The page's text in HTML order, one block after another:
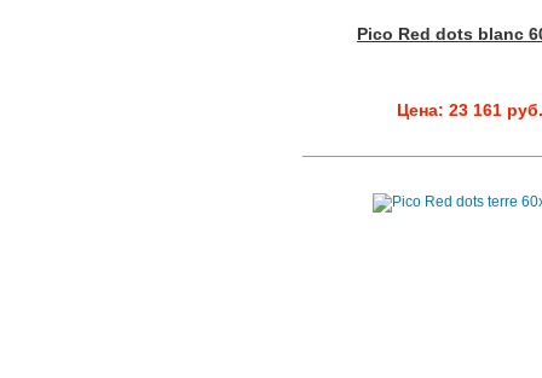
Pico Red dots blanc
Цена: 23 161 руб.